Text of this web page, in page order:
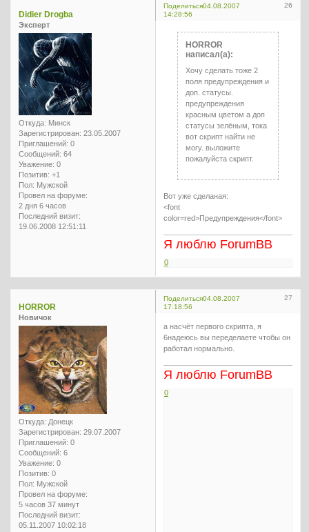
Поделиться 26
04.08.2007
14:28:56
Didier Drogba
Эксперт
Откуда: Минск
Зарегистрирован: 23.05.2007
Приглашений: 0
Сообщений: 64
Уважение: 0
Позитив: +1
Пол: Мужской
Провел на форуме:
2 дня 6 часов
Последний визит:
19.06.2008 12:51:11
HORROR
написал(а):
Хочу сделать тоже 2
поля предупреждения и
доп. статусы.
предупреждения
красным цветом а доп
статусы зелёным, тока
вот скрипт найти не
могу. выложите
пожалуйста скрипт.
Вот уже сделаная:
<font
color=red>Предупреждения</font>
Я люблю ForumBB
0
Поделиться 27
04.08.2007
17:18:56
HORROR
Новичок
Откуда: Донецк
Зарегистрирован: 29.07.2007
Приглашений: 0
Сообщений: 6
Уважение: 0
Позитив: 0
Пол: Мужской
Провел на форуме:
5 часов 37 минут
Последний визит:
05.11.2007 10:02:18
а насчёт первого скрипта, я
6надеюсь вы переделаете чтобы он
работал нормально.
Я люблю ForumBB
0